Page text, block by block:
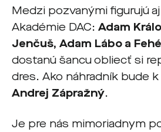
Medzi pozvanými figurujú
Akadémie DAC: Adam
Jenčuš, Adam Lábo a
dostanú šancu obliecť si
dres. Ako náhradník bude
Andrej Zápražný.
Je pre nás mimoriadnym